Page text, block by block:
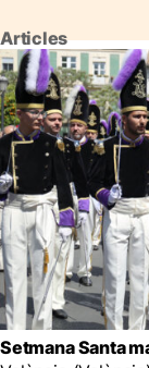
Articles
Setmana Santa